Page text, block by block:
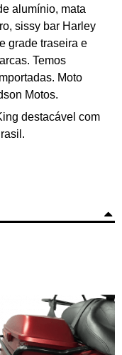
alumínio, mata
sissy bar Harley
grade traseira e
Temos
Moto
Motos.
destacável com